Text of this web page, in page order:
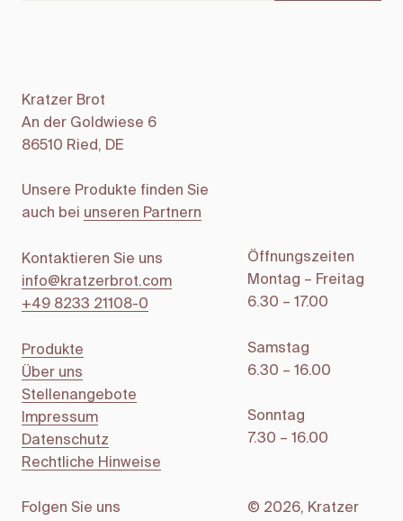
Kratzer Brot
An der Goldwiese 6
86510 Ried, DE
Unsere Produkte finden Sie
auch bei unseren Partnern
Kontaktieren Sie uns
info@kratzerbrot.com
+49 8233 21108-0
Produkte
Über uns
Stellenangebote
Impressum
Datenschutz
Rechtliche Hinweise
Folgen Sie uns
Öffnungszeiten
Montag – Freitag
6.30 – 17.00
Samstag
6.30 – 16.00
Sonntag
7.30 – 16.00
© 2026, Kratzer